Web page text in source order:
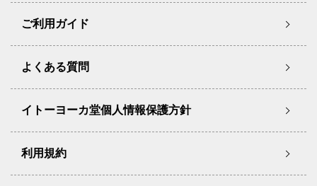
ご利用ガイド
よくある質問
イトーヨーカ堂個人情報保護方針
利用規約